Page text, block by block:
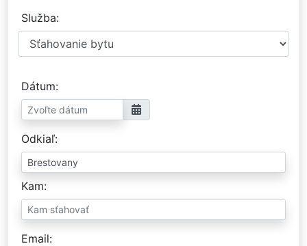
Služba
Dátum
Odkiaľ
Kam
Email